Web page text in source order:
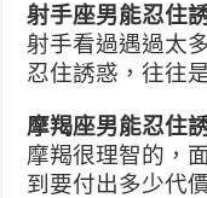
射手座男能忍住
射手看過遇過太
忍住誘惑，往往
摩羯座男能忍住
摩羯很理智的，
到要付出多少代